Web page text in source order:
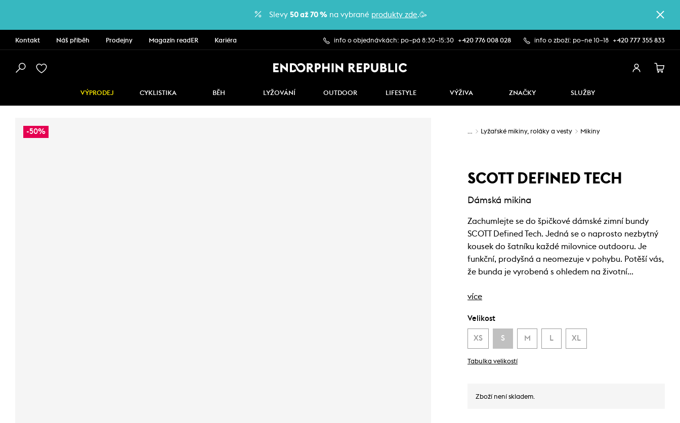
Slevy 50 až 70 % na vybrané produkty zde.🥳
Kontakt Náš příběh Prodejny Magazín readER Kariéra info o objednávkách: po–pá 8:30–15:30 +420 776 008 028 info o zboží: po–ne 10–18 +420 777 355 833
VÝPRODEJ CYKLISTIKA BĚH LYŽOVÁNÍ OUTDOOR LIFESTYLE VÝŽIVA ZNAČKY SLUŽBY
-50% … Lyžařské mikiny, roláky a vesty Mikiny
SCOTT DEFINED TECH
Dámská mikina
Zachumlejte se do špičkové dámské zimní bundy
SCOTT Defined Tech. Jedná se o naprosto nezbytný
kousek do šatníku každé milovnice outdooru. Je
funkční, prodyšná a neomezuje v pohybu. Potěší vás,
že bunda je vyrobená s ohledem na životní…
více
Velikost
XS S M L XL
Tabulka velikostí
Zboží není skladem.